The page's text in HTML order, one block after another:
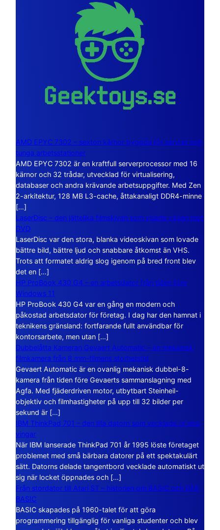
AMD EPYC 7302 – sexton kärnor byggda för servrar och
tunga arbetsstationer
AMD EPYC 7302 är en kraftfull serverprocessor med 16
kärnor och 32 trådar, utvecklad för virtualisering,
databaser och andra krävande arbetsuppgifter. Med Zen
2-arkitektur, 128 MB L3-cache, åttakanaligt DDR4-minne
[…]
LaserDisc – den jättelika filmskivan som visade vägen mot
DVD
LaserDisc var den stora, blanka videoskivan som lovade
bättre bild, bättre ljud och snabbare åtkomst än VHS.
Trots att formatet aldrig slog igenom på bred front blev
det en […]
HP ProBook 430 G4 – en arbetsdator från tiden före
Windows 11
HP ProBook 430 G4 var en gång en modern och
påkostad arbetsdator för företag. I dag har den hamnat i
teknikens gränsland: fortfarande fullt användbar för
kontorsarbete, men utan […]
Dubbelåtta Kameran Gevaert Automatic – en mekanisk
filmkamera från 8 mm-filmens storhetstid
Gevaert Automatic är en ovanlig mekanisk dubbel-8-
kamera från tiden före Gevaerts sammanslagning med
Agfa. Med fjäderdriven motor, utbytbart Steinheil-
objektiv och filmhastigheter på upp till 32 bilder per
sekund är […]
IBM ThinkPad 701 – den lilla datorn som vecklade ut sina
vingar
När IBM lanserade ThinkPad 701 år 1995 löste företaget
problemet med små bärbara datorer på ett spektakulärt
sätt. Datorns delade tangentbord vecklade automatiskt ut
sig när locket öppnades och […]
Från stordator till Atari ST – historien om BASIC och GFA
BASIC
BASIC skapades på 1960-talet för att göra
programmering tillgänglig för vanliga studenter och blev